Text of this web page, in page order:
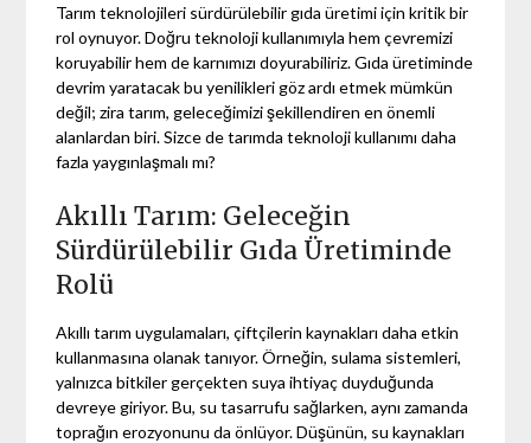
Tarım teknolojileri sürdürülebilir gıda üretimi için kritik bir
rol oynuyor. Doğru teknoloji kullanımıyla hem çevremizi
koruyabilir hem de karnımızı doyurabiliriz. Gıda üretiminde
devrim yaratacak bu yenilikleri göz ardı etmek mümkün
değil; zira tarım, geleceğimizi şekillendiren en önemli
alanlardan biri. Sizce de tarımda teknoloji kullanımı daha
fazla yaygınlaşmalı mı?
Akıllı Tarım: Geleceğin
Sürdürülebilir Gıda Üretiminde
Rolü
Akıllı tarım uygulamaları, çiftçilerin kaynakları daha etkin
kullanmasına olanak tanıyor. Örneğin, sulama sistemleri,
yalnızca bitkiler gerçekten suya ihtiyaç duyduğunda
devreye giriyor. Bu, su tasarrufu sağlarken, aynı zamanda
toprağın erozyonunu da önlüyor. Düşünün, su kaynakları